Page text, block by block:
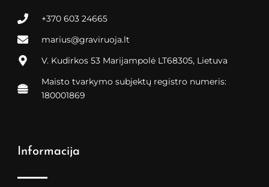
+370 603 24665
marius@graviruoja.lt
V. Kudirkos 53 Marijampolė LT68305, Lietuva
Maisto tvarkymo subjektų registro numeris:
180001869
Informacija